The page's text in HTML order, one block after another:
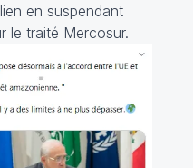
en suspendant
le traité Mercosur.